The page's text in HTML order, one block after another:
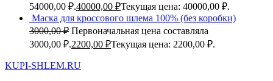
54000,00 ₽.40000,00 ₽Текущая цена: 40000,00 ₽.
Маска для кроссового шлема 100% (без коробки)
3000,00₽ Первоначальная цена составляла
3000,00 ₽.2200,00 ₽Текущая цена: 2200,00 ₽.
KUPI-SHLEM.RU